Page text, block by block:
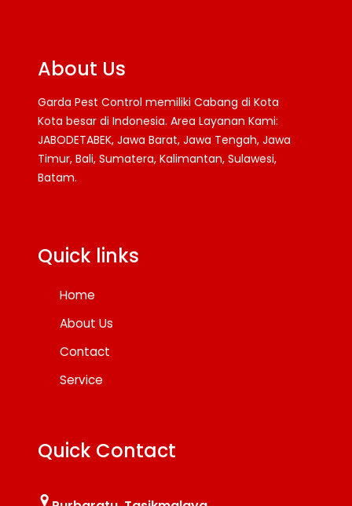
About Us
Garda Pest Control memiliki Cabang di Kota
Kota besar di Indonesia. Area Layanan Kami:
JABODETABEK, Jawa Barat, Jawa Tengah, Jawa
Timur, Bali, Sumatera, Kalimantan, Sulawesi,
Batam.
Quick links
Home
About Us
Contact
Service
Quick Contact